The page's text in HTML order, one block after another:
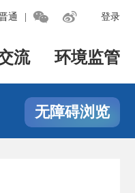
登录
通  
流 环境监管
无障碍浏览